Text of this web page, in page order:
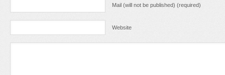
Mail (will not be published) (required)
Website